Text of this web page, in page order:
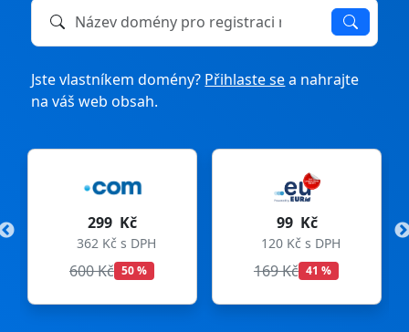
Název domény k registraci nebo převodu
Jste vlastníkem domény? Přihlaste sea nahrajte
na váš web obsah.
120 Kč s DPH
169 Kč
333 Kč s DPH
299 Kč